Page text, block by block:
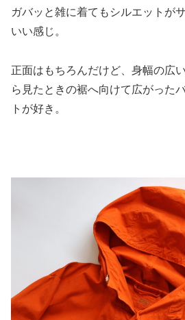
ガバッと雑に着てもシルエットが
いい感じ。
正面はもちろんだけど、身幅の広
ら見たときの裾へ向けて広がった
トが好き。